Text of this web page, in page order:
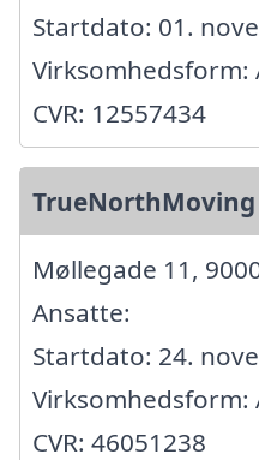
Startdato: 01.
Virksomhedsform:
CVR: 12557434
TrueNorthMoving
Møllegade 11,
Ansatte:
Startdato: 24.
Virksomhedsform:
CVR: 46051238